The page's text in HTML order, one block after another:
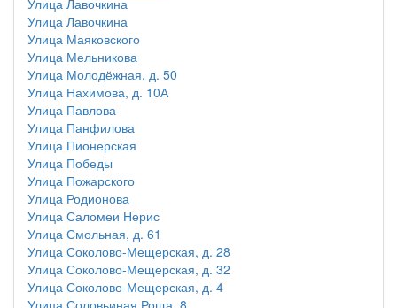
Улица Лавочкина
Улица Лавочкина
Улица Маяковского
Улица Мельникова
Улица Молодёжная, д. 50
Улица Нахимова, д. 10А
Улица Павлова
Улица Панфилова
Улица Пионерская
Улица Победы
Улица Пожарского
Улица Родионова
Улица Саломеи Нерис
Улица Смольная, д. 61
Улица Соколово-Мещерская, д. 28
Улица Соколово-Мещерская, д. 32
Улица Соколово-Мещерская, д. 4
Улица Соловьиная Роща, 8